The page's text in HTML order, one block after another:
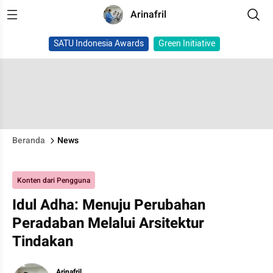
Arinafril
SATU Indonesia Awards Green Initiative
Beranda News
Konten dari Pengguna
Idul Adha: Menuju Perubahan
Peradaban Melalui Arsitektur
Tindakan